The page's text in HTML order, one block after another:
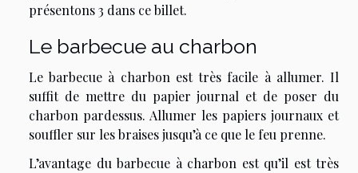
présentons 3 dans ce billet.
Le barbecue au charbon
Le barbecue à charbon est très facile à allumer. Il
suffit de mettre du papier journal et de poser du
charbon pardessus. Allumer les papiers journaux et
souffler sur les braises jusqu’à ce que le feu prenne.
L’avantage du barbecue à charbon est qu’il est très